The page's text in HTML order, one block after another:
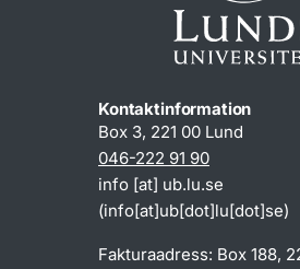
Kontaktinformation
Box 3, 221 00 Lund
046-222 91 90
info [at] ub.lu.se
(info[at]ub[dot]lu[dot]se)
Fakturaadress: Box 188,